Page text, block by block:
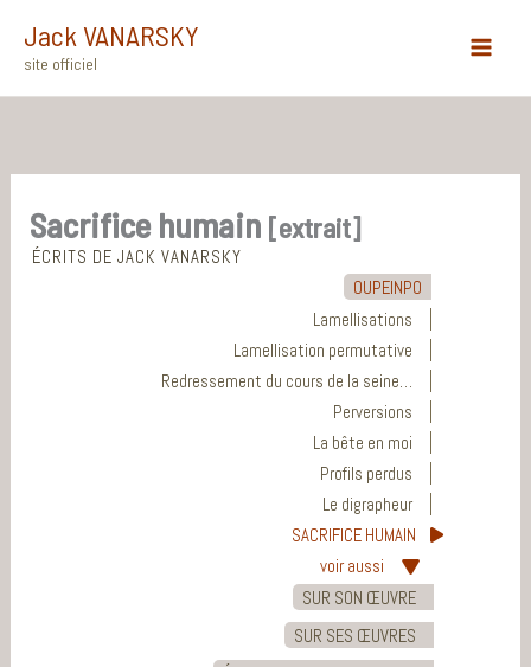
contenu
Jack VANARSKY
site officiel
Sacrifice humain [extrait]
ÉCRITS DE JACK VANARSKY
OUPEINPO
Lamellisations
Lamellisation permutative
Redressement du cours de la seine…
Perversions
La bête en moi
Profils perdus
Le digrapheur
SACRIFICE HUMAIN
voir aussi
SUR SON ŒUVRE
SUR SES ŒUVRES